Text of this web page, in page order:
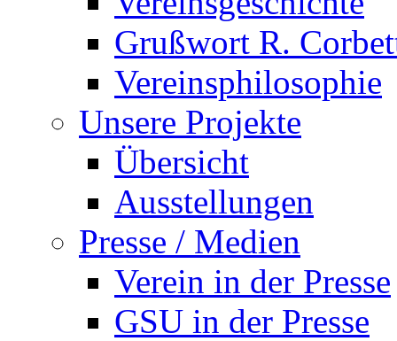
Grußwort R.
Vereinsphilosophie
Unsere Projekte
Übersicht
Ausstellungen
Presse / Medien
Verein in der Presse
GSU in der Presse